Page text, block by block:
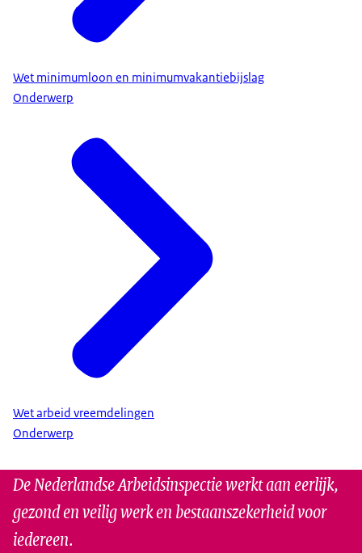
Wet minimumloon en minimumvakantiebijslag
Onderwerp
Wet arbeid vreemdelingen
Onderwerp
De Nederlandse Arbeidsinspectie werkt aan eerlijk,
gezond en veilig werk en bestaanszekerheid voor
iedereen.